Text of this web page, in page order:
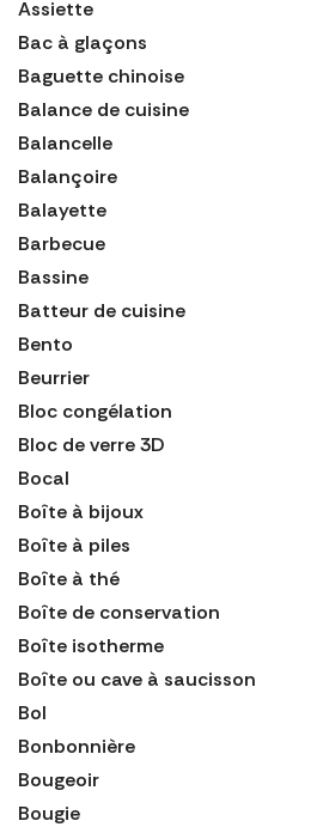
Assiette
Bac à glaçons
Baguette chinoise
Balance de cuisine
Balancelle
Balançoire
Balayette
Barbecue
Bassine
Batteur de cuisine
Bento
Beurrier
Bloc congélation
Bloc de verre 3D
Bocal
Boîte à bijoux
Boîte à piles
Boîte à thé
Boîte de conservation
Boîte isotherme
Boîte ou cave à saucisson
Bol
Bonbonnière
Bougeoir
Bougie